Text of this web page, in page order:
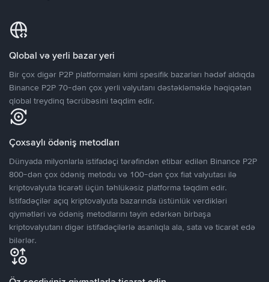
Qlobal və yerli bazar yeri
Bir çox digər P2P platformaları kimi spesifik bazarları hədəf aldıqda
Binance P2P 70-dən çox yerli valyutanı dəstəkləməklə həqiqətən
qlobal treydinq təcrübəsini təqdim edir.
Çoxsaylı ödəniş metodları
Dünyada milyonlarla istifadəçi tərəfindən etibar edilən Binance P2P
800-dən çox ödəniş metodu və 100-dən çox fiat valyutası ilə
kriptovalyuta ticarəti üçün təhlükəsiz platforma təqdim edir.
İstifadəçilər açıq kriptovalyuta bazarında üstünlük verdikləri
qiymətləri və ödəniş metodlarını təyin edərkən birbaşa
kriptovalyutanı digər istifadəçilərlə asanlıqla ala, sata və ticarət edə
bilərlər.